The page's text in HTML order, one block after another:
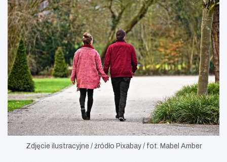
Zdjęcie ilustracyjne / źródło Pixabay / fot. Mabel Amber